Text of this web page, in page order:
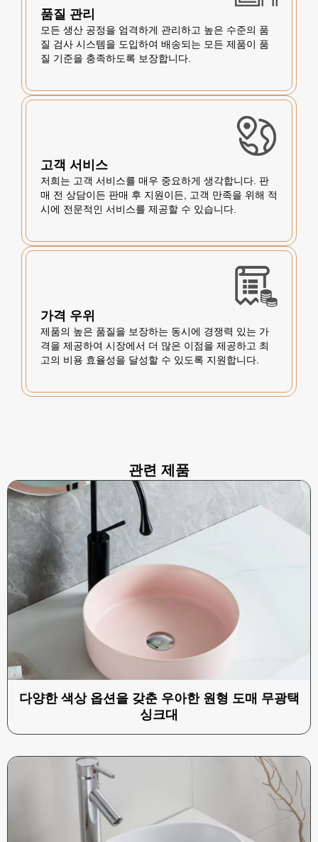
품질 관리
모든 생산 공정을 엄격하게 관리하고 높은 수준의 품
질 검사 시스템을 도입하여 배송되는 모든 제품이 품
질 기준을 충족하도록 보장합니다.
고객 서비스
저희는 고객 서비스를 매우 중요하게 생각합니다. 판
매 전 상담이든 판매 후 지원이든, 고객 만족을 위해 적
시에 전문적인 서비스를 제공할 수 있습니다.
가격 우위
제품의 높은 품질을 보장하는 동시에 경쟁력 있는 가
격을 제공하여 시장에서 더 많은 이점을 제공하고 최
고의 비용 효율성을 달성할 수 있도록 지원합니다.
관련 제품
다양한 색상 옵션을 갖춘 우아한 원형 도매 무광택
싱크대